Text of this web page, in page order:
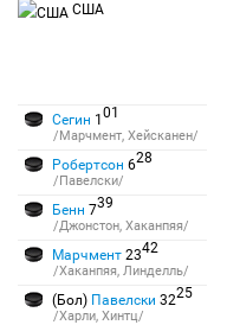
США
Сегин 1 01
/Марчмент, Хейсканен/
Робертсон 628
/Павелски/
Бенн 739
/Джонстон, Хаканпяя/
Марчмент 2342
/Хаканпяя, Линделль/
(Бол) Павелски 3225
/Харли, Хинтц/